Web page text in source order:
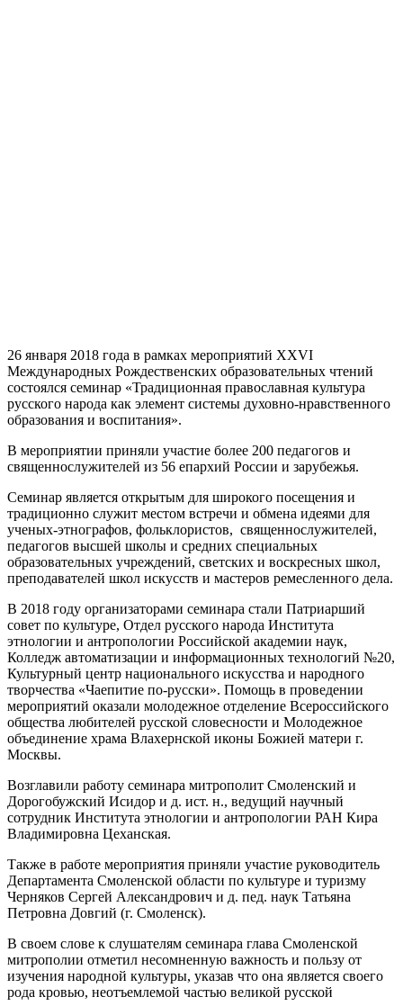
26 января 2018 года в рамках мероприятий XXVI
Международных Рождественских образовательных чтений
состоялся семинар «Традиционная православная культура
русского народа как элемент системы духовно-нравственного
образования и воспитания».
В мероприятии приняли участие более 200 педагогов и
священнослужителей из 56 епархий России и зарубежья.
Семинар является открытым для широкого посещения и
традиционно служит местом встречи и обмена идеями для
ученых-этнографов, фольклористов, священнослужителей,
педагогов высшей школы и средних специальных
образовательных учреждений, светских и воскресных школ,
преподавателей школ искусств и мастеров ремесленного дела.
В 2018 году организаторами семинара стали Патриарший
совет по культуре, Отдел русского народа Института
этнологии и антропологии Российской академии наук,
Колледж автоматизации и информационных технологий №20,
Культурный центр национального искусства и народного
творчества «Чаепитие по-русски». Помощь в проведении
мероприятий оказали молодежное отделение Всероссийского
общества любителей русской словесности и Молодежное
объединение храма Влахернской иконы Божией матери г.
Москвы.
Возглавили работу семинара митрополит Смоленский и
Дорогобужский Исидор и д. ист. н., ведущий научный
сотрудник Института этнологии и антропологии РАН Кира
Владимировна Цеханская.
Также в работе мероприятия приняли участие руководитель
Департамента Смоленской области по культуре и туризму
Черняков Сергей Александрович и д. пед. наук Татьяна
Петровна Довгий (г. Смоленск).
В своем слове к слушателям семинара глава Смоленской
митрополии отметил несомненную важность и пользу от
изучения народной культуры, указав что она является своего
рода кровью, неотъемлемой частью великой русской